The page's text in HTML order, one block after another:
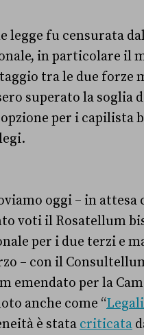
legge fu censurata
in particolare il
tra le due forze
superato la soglia
per i capilista
oggi – in attesa
voti il Rosatellum
per i due terzi e
– con il
emendato per la
anche come “
è stata criticata